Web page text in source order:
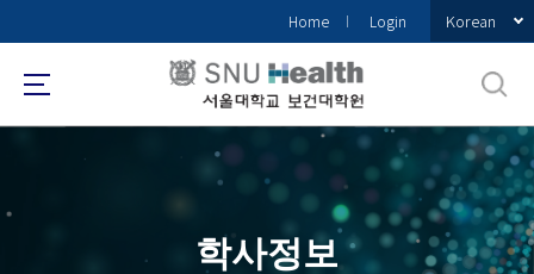
로
메
Home Login Korean
학사정보